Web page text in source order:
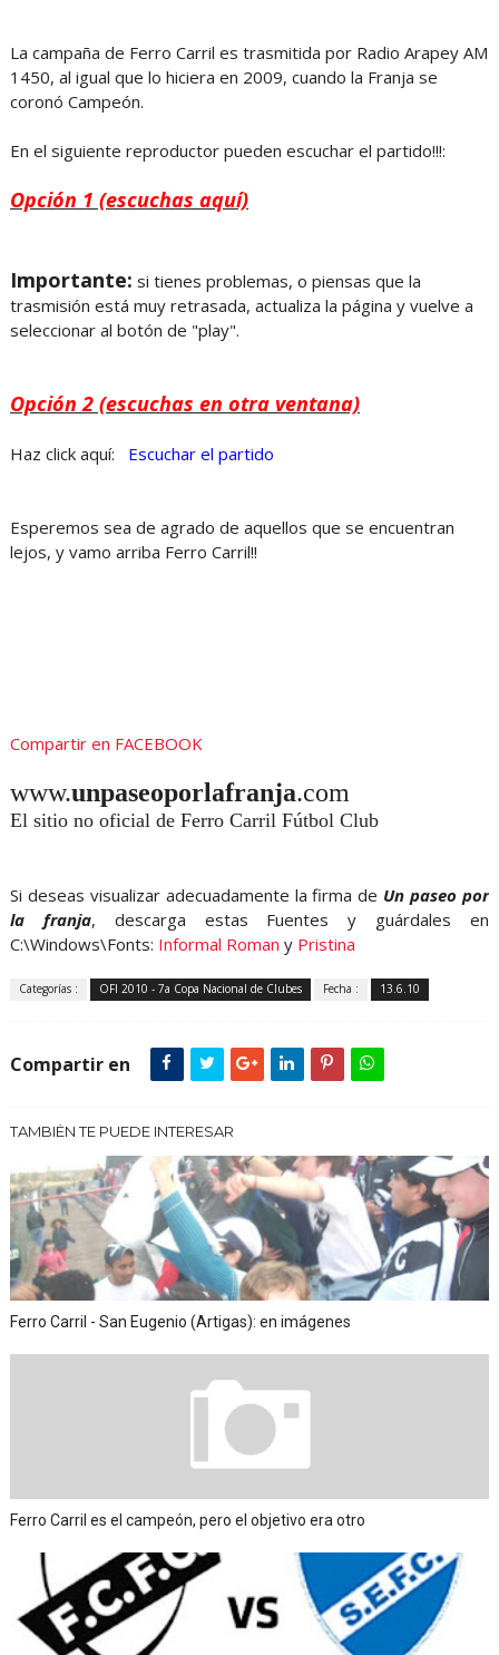
La campaña de Ferro Carril es trasmitida por Radio Arapey AM
1450, al igual que lo hiciera en 2009, cuando la Franja se
coronó Campeón.
En el siguiente reproductor pueden escuchar el partido!!!:
Opción 1 (escuchas aquí)
Importante: si tienes problemas, o piensas que la
trasmisión está muy retrasada, actualiza la página y vuelve a
seleccionar al botón de "play".
Opción 2 (escuchas en otra ventana)
Haz click aquí: Escuchar el partido
Esperemos sea de agrado de aquellos que se encuentran
lejos, y vamo arriba Ferro Carril!!
Compartir en FACEBOOK
www.unpaseoporlafranja.com
El sitio no oficial de Ferro Carril Fútbol Club
Si deseas visualizar adecuadamente la firma de Un paseo por
la franja, descarga estas Fuentes y guárdales en
C:\Windows\Fonts: Informal Roman y Pristina
Categorías : OFI 2010 - 7a Copa Nacional de Clubes Fecha : 13.6.10
Compartir en
TAMBIÉN TE PUEDE INTERESAR
Ferro Carril - San Eugenio (Artigas): en imágenes
Ferro Carril es el campeón, pero el objetivo era otro